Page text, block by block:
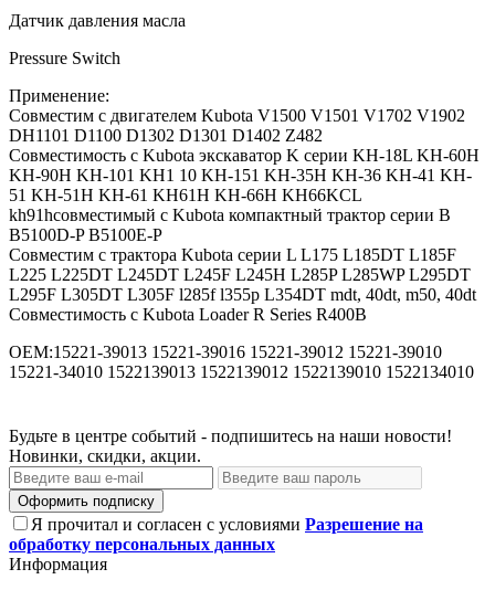
Датчик давления масла
Pressure Switch
Применение:
Совместим с двигателем Kubota V1500 V1501 V1702 V1902
DH1101 D1100 D1302 D1301 D1402 Z482
Совместимость с Kubota экскаватор K серии KH-18L KH-60H
KH-90H KH-101 KH1 10 KH-151 KH-35H KH-36 KH-41 KH-
51 KH-51H KH-61 KH61H KH-66H KH66KCL
kh91hсовместимый с Kubota компактный трактор серии B
B5100D-P B5100E-P
Совместим с трактора Kubota серии L L175 L185DT L185F
L225 L225DT L245DT L245F L245H L285P L285WP L295DT
L295F L305DT L305F l285f l355p L354DT mdt, 40dt, m50, 40dt
Совместимость с Kubota Loader R Series R400B
OEM:15221-39013 15221-39016 15221-39012 15221-39010
15221-34010 1522139013 1522139012 1522139010 1522134010
Будьте в центре событий - подпишитесь на наши новости!
Новинки, скидки, акции.
Оформить подписку
Я прочитал и согласен с условиями Разрешение на
обработку персональных данных
Информация